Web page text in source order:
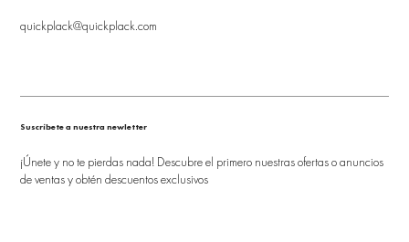
quickplack@quickplack.com
Suscríbete a nuestra newletter
¡Únete y no te pierdas nada! Descubre el primero nuestras ofertas o anuncios
de ventas y obtén descuentos exclusivos